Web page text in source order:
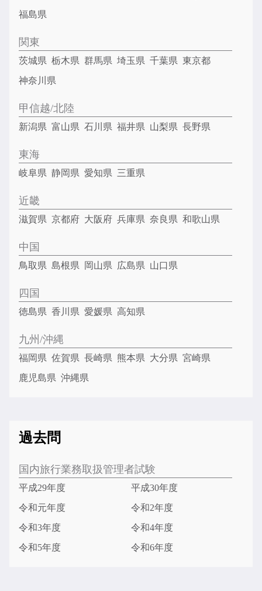
福島県
関東
茨城県 栃木県 群馬県 埼玉県 千葉県 東京都
神奈川県
甲信越/北陸
新潟県 富山県 石川県 福井県 山梨県 長野県
東海
岐阜県 静岡県 愛知県 三重県
近畿
滋賀県 京都府 大阪府 兵庫県 奈良県 和歌山県
中国
鳥取県 島根県 岡山県 広島県 山口県
四国
徳島県 香川県 愛媛県 高知県
九州/沖縄
福岡県 佐賀県 長崎県 熊本県 大分県 宮崎県
鹿児島県 沖縄県
過去問
国内旅行業務取扱管理者試験
平成29年度
平成30年度
令和元年度
令和2年度
令和3年度
令和4年度
令和5年度
令和6年度